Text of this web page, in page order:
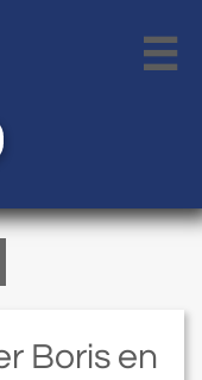

Boris en